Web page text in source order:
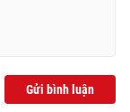
Gửi bình luận